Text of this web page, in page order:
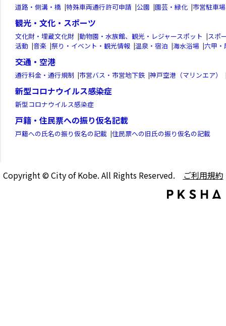
道路・側溝・橋 |特殊車両通行許可申請 |公園 |園芸・緑化 |市営駐車
観光・文化・スポーツ
文化財・埋蔵文化財 |動物園・水族館、観光・レジャースポット |スポ
活動 |音楽 |祭り・イベント・観光情報 |温泉・宿泊 |海水浴場 |六甲
交通・空港
通行料金・通行規制 |市営バス・市営地下鉄 |神戸空港（マリンエア）
新型コロナウイルス感染症
新型コロナウイルス感染症
戸籍・住民票への振り仮名記載
戸籍への氏名の振り仮名の記載 |住民票への旧氏の振り仮名の記載
Copyright © City of Kobe. All Rights Reserved. ご利用規約